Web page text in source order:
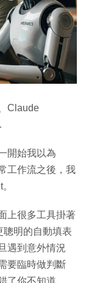
Claude
開始我以為
工作流之後，我
上很多工具掛著
聰明的自動填表
遇到意外情況
要臨時做判斷
你不知道。